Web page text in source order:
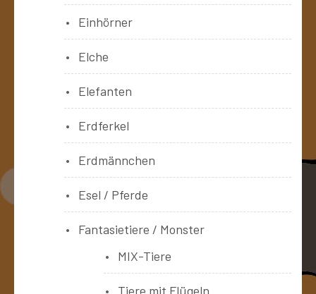
Einhörner
Elche
Elefanten
Erdferkel
Erdmännchen
Esel / Pferde
Fantasietiere / Monster
MIX-Tiere
Tiere mit Flügeln